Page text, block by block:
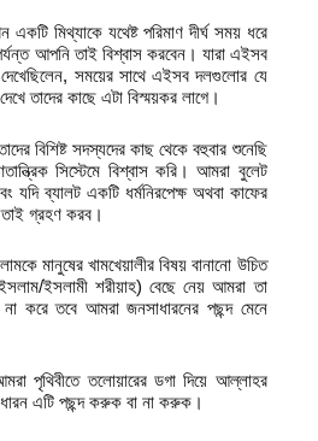
মিথ্যাকে যথেষ্ট পরিমাণ দীর্ঘ সময় ধরে
আপনি তাই বিশ্বাস করবেন। যারা এইসব
সময়ের সাথে এইসব দলগুলোর যে
তাদের কাছে এটা বিস্ময়কর লাগে।
বিশিষ্ট সদস্যদের কাছ থেকে বহুবার শুনেছি
সিস্টেমে বিশ্বাস করি। আমরা বুলেট
যদি ব্যালট একটি ধর্মনিরপেক্ষ অথবা কাফের
গ্রহণ করব।
মানুষের খামখেয়ালীর বিষয় বানানো উচিত
ইসলামী শরীয়াহ) বেছে নেয় আমরা তা
করে তবে আমরা জনসাধারনের পছন্দ মেনে
পৃথিবীতে তলোয়ারের ডগা দিয়ে আল্লাহর
এটি পছন্দ করুক বা না করুক।